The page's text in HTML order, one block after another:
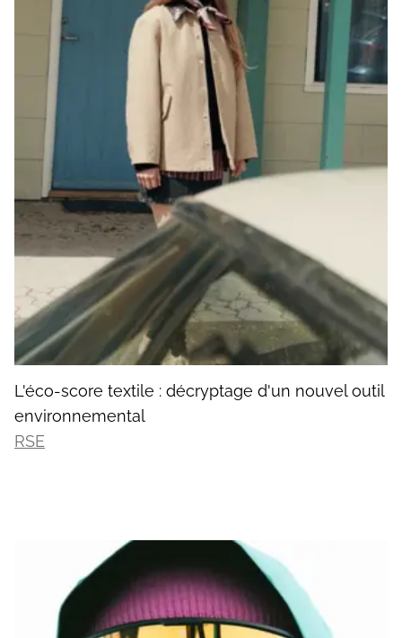
L'éco-score textile : décryptage d'un nouvel outil
environnemental
RSE